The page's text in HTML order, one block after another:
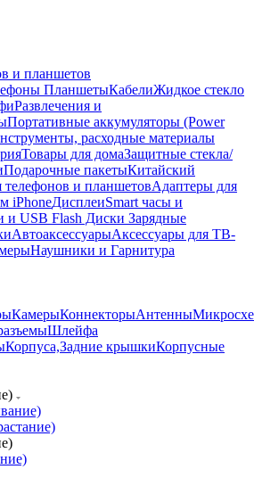
и планшетов
ПланшетыКабелиЖидкое стекло
Развлечения и
Портативные аккумуляторы (Power
расходные материалы
Товары для домаЗащитные стекла/
Подарочные пакетыКитайский
телефонов и планшетовАдаптеры для
iPhoneДисплеиSmart часы и
и USB Flash Диски Зарядные
АвтоаксессуарыАксессуары для ТВ-
Наушники и Гарнитура
КамерыКоннекторыАнтенны
Шлейфа
Корпуса,Задние крышкиКорпусные